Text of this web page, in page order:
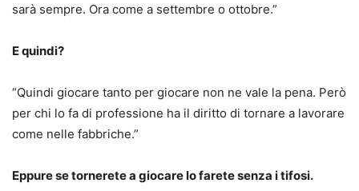
sarà sempre. Ora come a settembre o ottobre.”
E quindi?
“Quindi giocare tanto per giocare non ne vale la pena. Però
per chi lo fa di professione ha il diritto di tornare a lavorare
come nelle fabbriche.”
Eppure se tornerete a giocare lo farete senza i tifosi.